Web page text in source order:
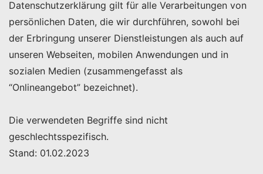
Datenschutzerklärung gilt für alle Verarbeitungen von
persönlichen Daten, die wir durchführen, sowohl bei
der Erbringung unserer Dienstleistungen als auch auf
unseren Webseiten, mobilen Anwendungen und in
sozialen Medien (zusammengefasst als
“Onlineangebot” bezeichnet).
Die verwendeten Begriffe sind nicht
geschlechtsspezifisch.
Stand: 01.02.2023